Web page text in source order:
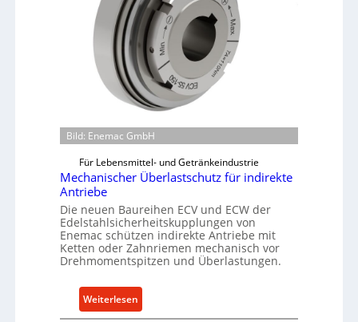
Bild: Enemac GmbH
Für Lebensmittel- und Getränkeindustrie
Mechanischer Überlastschutz für indirekte
Antriebe
Die neuen Baureihen ECV und ECW der
Edelstahlsicherheitskupplungen von
Enemac schützen indirekte Antriebe mit
Ketten oder Zahnriemen mechanisch vor
Drehmomentspitzen und Überlastungen.
Weiterlesen:
M